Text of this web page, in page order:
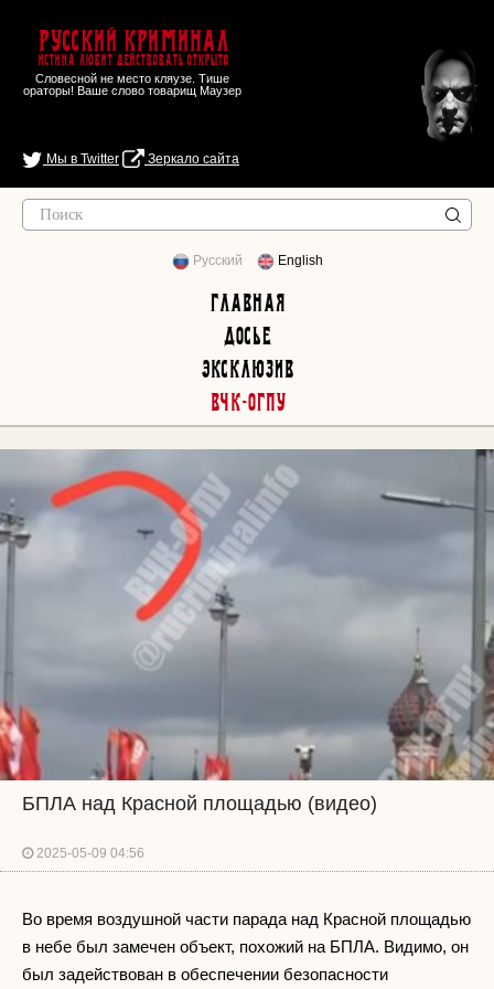
Русский Криминал
Истина любит действовать открыто
Словесной не место кляузе. Тише
ораторы! Ваше слово товарищ Маузер
Мы в Twitter Зеркало сайта
Русский English
Главная
Досье
Эксклюзив
ВЧК-ОГПУ
БПЛА над Красной площадью (видео)
2025-05-09 04:56
Во время воздушной части парада над Красной площадью
в небе был замечен объект, похожий на БПЛА. Видимо, он
был задействован в обеспечении безопасности